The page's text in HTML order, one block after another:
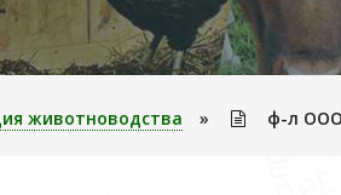
животноводства » ф-л ООО